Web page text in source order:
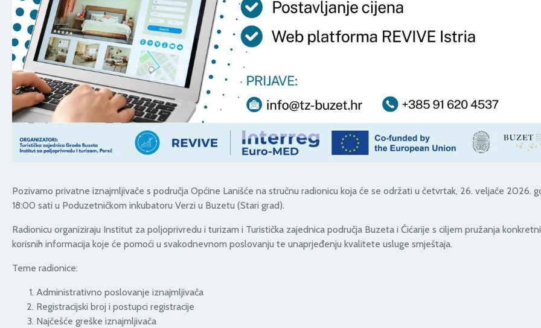
Pozivamo privatne iznajmljivače s područja Općine Lanišće na stručnu radionicu koja će se održati u četvrtak, 26. veljače 2026.
18:00 sati u Poduzetničkom inkubatoru Verzi u Buzetu (Stari grad).
Radionicu organiziraju Institut za poljoprivredu i turizam i Turistička zajednica područja Buzeta i Ćićarije s ciljem pružanja
korisnih informacija koje će pomoći u svakodnevnom poslovanju te unaprjeđenju kvalitete usluge smještaja.
Teme radionice:
Administrativno poslovanje iznajmljivača
Registracijski broj i postupci registracije
Najčešće greške iznajmljivača